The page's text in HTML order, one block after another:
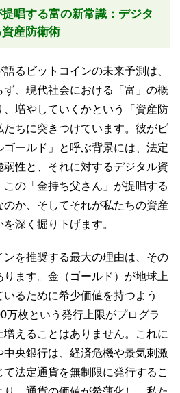
提唱する富の新常識：デジタ
産防衛術
るビットコインの未来予測は、
、現代社会における「富」の概
増やしていくかという「資産防
ちに突きつけています。彼がビ
ールド」と呼ぶ背景には、法定
性と、それに対するデジタル資
の「金持ち父さん」が提唱する
か、そしてそれが私たちの資産
深く掘り下げます。
を推奨する最大の理由は、その
ります。金（ゴールド）が地球上
るために希少価値を持つよう
万枚という発行上限がプログラ
増えることはありません。これに
央銀行は、経済危機や景気刺激
法定通貨を無制限に発行するこ